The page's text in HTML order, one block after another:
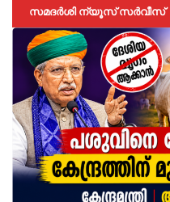
സമദർശി ന്യൂസ് സർവീസ്